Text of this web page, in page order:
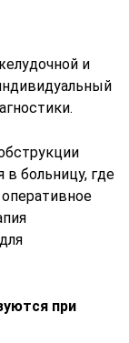
и
больницу, где
при